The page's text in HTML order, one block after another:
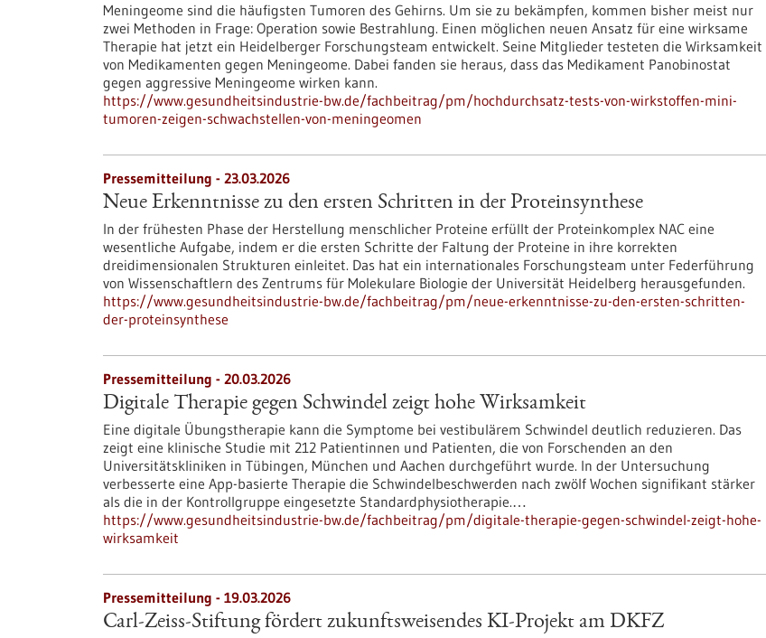
Meningeome sind die häufigsten Tumoren des Gehirns. Um sie zu bekämpfen, kommen bisher meist nur
zwei Methoden in Frage: Operation sowie Bestrahlung. Einen möglichen neuen Ansatz für eine wirksame
Therapie hat jetzt ein Heidelberger Forschungsteam entwickelt. Seine Mitglieder testeten die Wirksamkeit
von Medikamenten gegen Meningeome. Dabei fanden sie heraus, dass das Medikament Panobinostat
gegen aggressive Meningeome wirken kann.
https://www.gesundheitsindustrie-bw.de/fachbeitrag/pm/hochdurchsatz-tests-von-wirkstoffen-mini-
tumoren-zeigen-schwachstellen-von-meningeomen
Pressemitteilung - 23.03.2026
Neue Erkenntnisse zu den ersten Schritten in der Proteinsynthese
In der frühesten Phase der Herstellung menschlicher Proteine erfüllt der Proteinkomplex NAC eine
wesentliche Aufgabe, indem er die ersten Schritte der Faltung der Proteine in ihre korrekten
dreidimensionalen Strukturen einleitet. Das hat ein internationales Forschungsteam unter Federführung
von Wissenschaftlern des Zentrums für Molekulare Biologie der Universität Heidelberg herausgefunden.
https://www.gesundheitsindustrie-bw.de/fachbeitrag/pm/neue-erkenntnisse-zu-den-ersten-schritten-
der-proteinsynthese
Pressemitteilung - 20.03.2026
Digitale Therapie gegen Schwindel zeigt hohe Wirksamkeit
Eine digitale Übungstherapie kann die Symptome bei vestibulärem Schwindel deutlich reduzieren. Das
zeigt eine klinische Studie mit 212 Patientinnen und Patienten, die von Forschenden an den
Universitätskliniken in Tübingen, München und Aachen durchgeführt wurde. In der Untersuchung
verbesserte eine App-basierte Therapie die Schwindelbeschwerden nach zwölf Wochen signifikant stärker
als die in der Kontrollgruppe eingesetzte Standardphysiotherapie.…
https://www.gesundheitsindustrie-bw.de/fachbeitrag/pm/digitale-therapie-gegen-schwindel-zeigt-hohe-
wirksamkeit
Pressemitteilung - 19.03.2026
Carl-Zeiss-Stiftung fördert zukunftsweisendes KI-Projekt am DKFZ